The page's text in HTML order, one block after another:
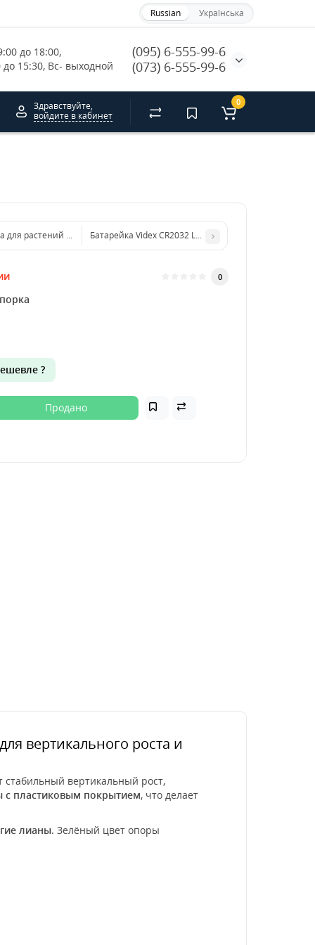
Russian Українська
до 18:00,
до 15:30, Вс- выходной
(095) 6-555-99-6
(073) 6-555-99-6
Здравствуйте,
войдите в кабинет
0
для растений Herbgarden Flower Support h75 cm ⌀ 28cm
Батарейка Videx CR2032 Lithium 3V
0
?
Продано
вертикального роста и
стабильный вертикальный рост,
с пластиковым покрытием, что делает
лианы. Зелёный цвет опоры